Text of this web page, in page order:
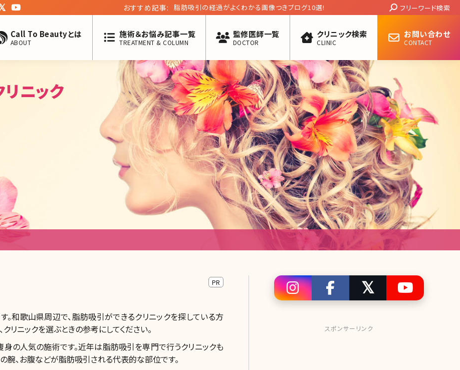
おすすめ記事: 脂肪吸引の経過がよくわかる画像つきブログ10選! Search:
フリーワード検索
Call To Beautyとは
ABOUT
施術＆お悩み記事一覧
TREATMENT & COLUMN
監修医師一覧
DOCTOR
クリニック検索
CLINIC
お問い合わせ
CONTACT
ニック
PR
和歌山県周辺で、脂肪吸引ができるクリニックを探している方
リニックを選ぶときの参考にしてください。
の人気の施術です。近年は脂肪吸引を専門で行うクリニックも
の腕、お腹などが脂肪吸引される代表的な部位です。
スポンサーリンク